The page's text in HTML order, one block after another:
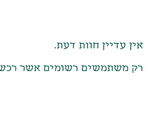
אין עדיין חוות דעת.
רק משתמשים רשומים אשר